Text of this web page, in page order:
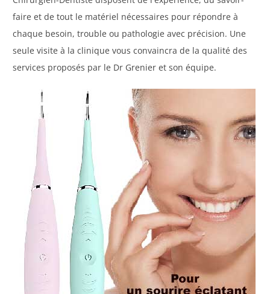
faire et de tout le matériel nécessaires pour répondre à
chaque besoin, trouble ou pathologie avec précision. Une
seule visite à la clinique vous convaincra de la qualité des
services proposés par le Dr Grenier et son équipe.